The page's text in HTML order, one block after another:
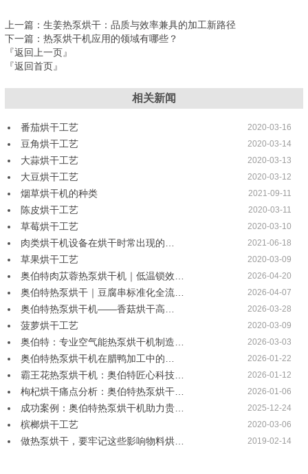
上一篇 ：生姜热泵烘干：品质与效率兼具的加工新路径
下一篇 ：热泵烘干机应用的领域有哪些？
『返回上一页』
『返回首页』
相关新闻
番茄烘干工艺 2020-03-16
豆角烘干工艺 2020-03-14
大蒜烘干工艺 2020-03-13
大豆烘干工艺 2020-03-12
烟草烘干机的种类 2021-09-11
陈皮烘干工艺 2020-03-11
草莓烘干工艺 2020-03-10
肉类烘干机设备在烘干时常出现的… 2021-06-18
草果烘干工艺 2020-03-09
奥伯特肉苁蓉热泵烘干机｜低温锁效… 2026-04-20
奥伯特热泵烘干｜豆腐串标准化全流… 2026-04-07
奥伯特热泵烘干机——香菇烘干高… 2026-03-28
菠萝烘干工艺 2020-03-09
奥伯特：专业空气能热泵烘干机制造… 2026-03-03
奥伯特热泵烘干机在腊鸭加工中的… 2026-01-22
霸王花热泵烘干机：奥伯特匠心科技… 2026-01-12
枸杞烘干痛点分析：奥伯特热泵烘干… 2026-01-06
成功案例：奥伯特热泵烘干机助力贵… 2025-12-24
槟榔烘干工艺 2020-03-06
做热泵烘干，要牢记这些影响物料烘… 2019-02-14